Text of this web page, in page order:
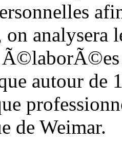
on
autour de
de Weimar.